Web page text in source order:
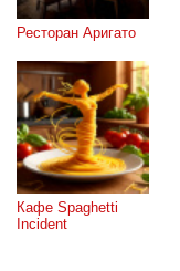
Ресторан Аригато
Кафе Spaghetti
Incident